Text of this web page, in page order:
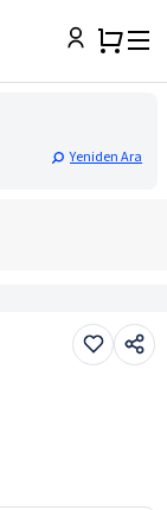
Yeniden Ara